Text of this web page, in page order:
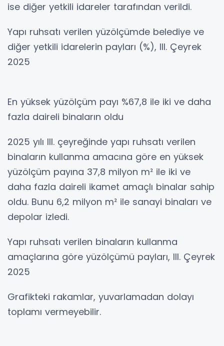
ise diğer yetkili idareler tarafından verildi.
Yapı ruhsatı verilen yüzölçümde belediye ve
diğer yetkili idarelerin payları (%), III. Çeyrek
2025
En yüksek yüzölçüm payı %67,8 ile iki ve daha
fazla daireli binaların oldu
2025 yılı III. çeyreğinde yapı ruhsatı verilen
binaların kullanma amacına göre en yüksek
yüzölçüm payına 37,8 milyon m² ile iki ve
daha fazla daireli ikamet amaçlı binalar sahip
oldu. Bunu 6,2 milyon m² ile sanayi binaları ve
depolar izledi.
Yapı ruhsatı verilen binaların kullanma
amaçlarına göre yüzölçümü payları, III. Çeyrek
2025
Grafikteki rakamlar, yuvarlamadan dolayı
toplamı vermeyebilir.